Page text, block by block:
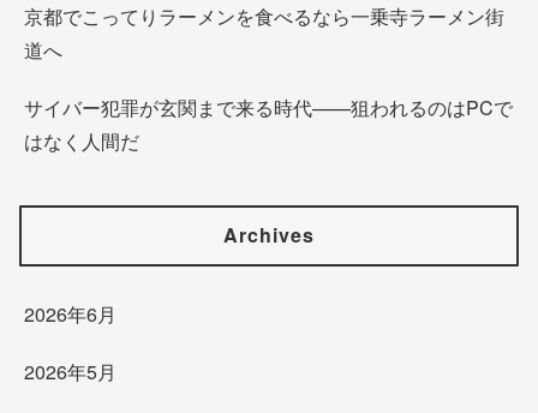
京都でこってりラーメンを食べるなら一乗寺ラーメン街
道へ
サイバー犯罪が玄関まで来る時代——狙われるのはPCで
はなく人間だ
Archives
2026年6月
2026年5月